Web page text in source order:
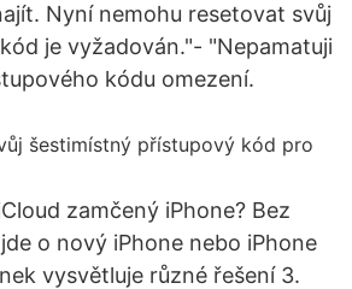
Nyní nemohu resetovat svůj
je vyžadován."- "Nepamatuji
kódu omezení.
zamčený iPhone? Bez
o nový iPhone nebo iPhone
vysvětluje různé řešení 3.